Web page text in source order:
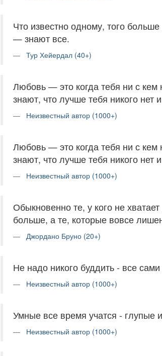
Что известно одному, того
— знают все.
Тур Хейердал (40+)
Любовь — это когда тебя ни с кем
знают, что лучше тебя никого нет
Неизвестный автор (1000+)
Любовь — это когда тебя ни с кем
знают, что лучше тебя никого нет
Неизвестный автор (1000+)
Обыкновенно те, у кого не
больше, а те, которые вовсе
Джордано Бруно (20+)
Не надо никого буддить - все
Неизвестный автор (1000+)
Умные все время учатся - глупые
Неизвестный автор (1000+)